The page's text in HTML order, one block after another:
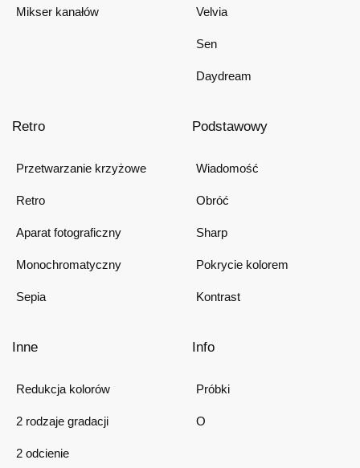
Mikser kanałów Velvia
Sen
Daydream
Retro
Przetwarzanie krzyżowe
Retro
Aparat fotograficzny
Monochromatyczny
Sepia
Podstawowy
Wiadomość
Obróć
Sharp
Pokrycie kolorem
Kontrast
Inne
Redukcja kolorów
2 rodzaje gradacji
2 odcienie
Info
Próbki
O